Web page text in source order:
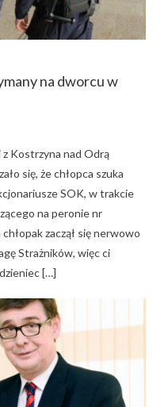
na dworcu w
Kostrzyna nad Odrą
się, że chłopca szuka
SOK, w trakcie
na peronie nr
zaczął się nerwowo
Strażników, więc ci
[…]